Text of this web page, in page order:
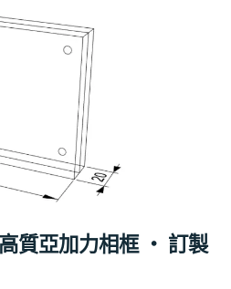
質亞加力相框 ‧ 訂製